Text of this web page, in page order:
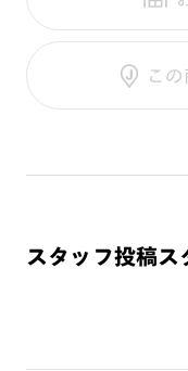
テン
調光UVダブルカット
調光SCREEN
くもり止めレンズ
カラーレンズ：ダーク
コンシーラーカラーUV
ご利用ガイド
こ
スタッフ投稿ス